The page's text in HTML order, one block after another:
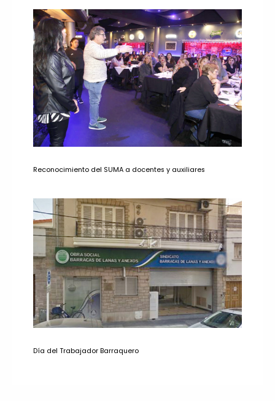
Reconocimiento del SUMA a docentes y auxiliares
Día del Trabajador Barraquero